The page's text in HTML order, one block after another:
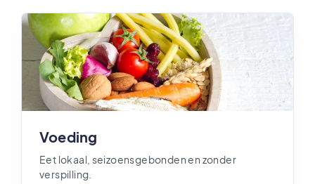
Voeding
Eet lokaal, seizoensgebonden en zonder
verspilling.